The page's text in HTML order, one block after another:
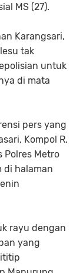
MS (27).
Karangsari,
tak
untuk
di mata
pers yang
Kompol R.
Polres Metro
di halaman
rayu dengan
yang